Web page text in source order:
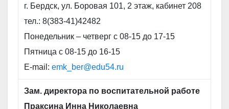
г. Бердск, ул. Боровая 101, 2 этаж, кабинет 208
тел.: 8(383-41)42482
Понедельник – четверг с 08-15 до 17-15
Пятница с 08-15 до 16-15
E-mail: emk_ber@edu54.ru
Зам. директора по воспитательной работе
Праксина Инна Николаевна